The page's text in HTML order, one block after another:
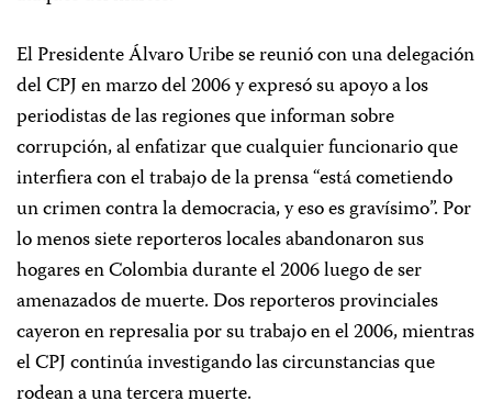
El Presidente Álvaro Uribe se reunió con una delegación
del CPJ en marzo del 2006 y expresó su apoyo a los
periodistas de las regiones que informan sobre
corrupción, al enfatizar que cualquier funcionario que
interfiera con el trabajo de la prensa “está cometiendo
un crimen contra la democracia, y eso es gravísimo”. Por
lo menos siete reporteros locales abandonaron sus
hogares en Colombia durante el 2006 luego de ser
amenazados de muerte. Dos reporteros provinciales
cayeron en represalia por su trabajo en el 2006, mientras
el CPJ continúa investigando las circunstancias que
rodean a una tercera muerte.